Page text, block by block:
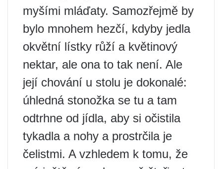
myšími mláďaty. Samozřejmě by
bylo mnohem hezčí, kdyby jedla
okvětní lístky růží a květinový
nektar, ale ona to tak není. Ale
její chování u stolu je dokonalé:
úhledná stonožka se tu a tam
odtrhne od jídla, aby si očistila
tykadla a nohy a prostrčila je
čelistmi. A vzhledem k tomu, že